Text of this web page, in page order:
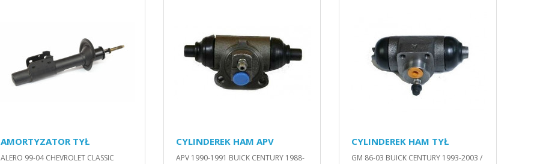
AMORTYZATOR TYŁ
ALERO 99-04 CHEVROLET CLASSIC
CYLINDEREK HAM APV
APV 1990-1991 BUICK CENTURY 1988-
CYLINDEREK HAM TYŁ
GM 86-03 BUICK CENTURY 1993-2003 /